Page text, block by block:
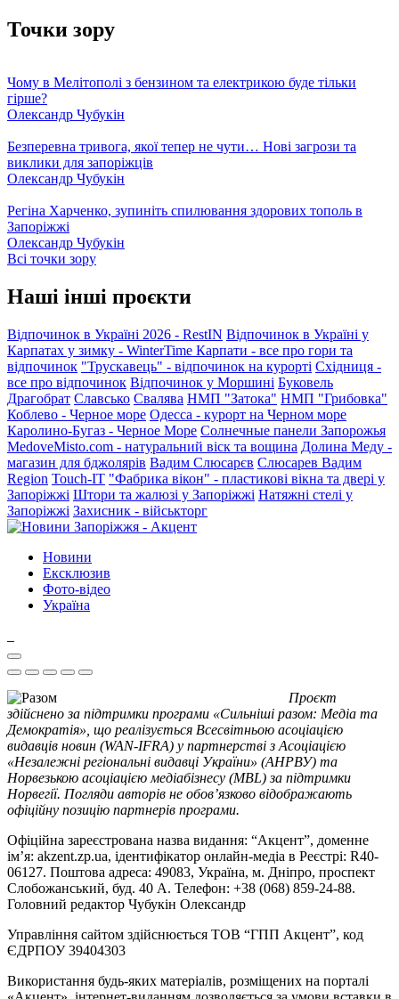
Точки зору
Чому в Мелітополі з бензином та електрикою буде тільки
гірше?
Олександр Чубукін
Безперевна тривога, якої тепер не чути… Нові загрози та
виклики для запоріжців
Олександр Чубукін
Регіна Харченко, зупиніть спилювання здорових тополь в
Запоріжжі
Олександр Чубукін
Всі точки зору
Наші інші проєкти
Відпочинок в Україні 2026 - RestIN Відпочинок в Україні у
Карпатах у зимку - WinterTime Карпати - все про гори та
відпочинок "Трускавець" - відпочинок на курорті Східниця -
все про відпочинок Відпочинок у Моршині Буковель
Драгобрат Славсько Свалява НМП "Затока" НМП "Грибовка"
Коблево - Черное море Одесса - курорт на Черном море
Каролино-Бугаз - Черное Море Солнечные панели Запорожья
MedoveMisto.com - натуральний віск та вощина Долина Меду -
магазин для бджолярів Вадим Слюсарєв Слюсарев Вадим
Region Touch-IT "Фабрика вікон" - пластикові вікна та двері у
Запоріжжі Штори та жалюзі у Запоріжжі Натяжні стелі у
Запоріжжі Захисник - військторг
Новини
Ексклюзив
Фото-відео
Україна
Проєкт
здійснено за підтримки програми «Сильніші разом: Медіа та
Демократія», що реалізується Всесвітньою асоціацією
видавців новин (WAN-IFRA) у партнерстві з Асоціацією
«Незалежні регіональні видавці України» (АНРВУ) та
Норвезькою асоціацією медіабізнесу (MBL) за підтримки
Норвегії. Погляди авторів не обов’язково відображають
офіційну позицію партнерів програми.
Офіційна зареєстрована назва видання: “Акцент”, доменне
ім’я: akzent.zp.ua, ідентифікатор онлайн-медіа в Реєстрі: R40-
06127. Поштова адреса: 49083, Україна, м. Дніпро, проспект
Слобожанський, буд. 40 А. Телефон: +38 (068) 859-24-88.
Головний редактор Чубукін Олександр
Управління сайтом здійснюється ТОВ “ГПП Акцент”, код
ЄДРПОУ 39404303
Використання будь-яких матеріалів, розміщених на порталі